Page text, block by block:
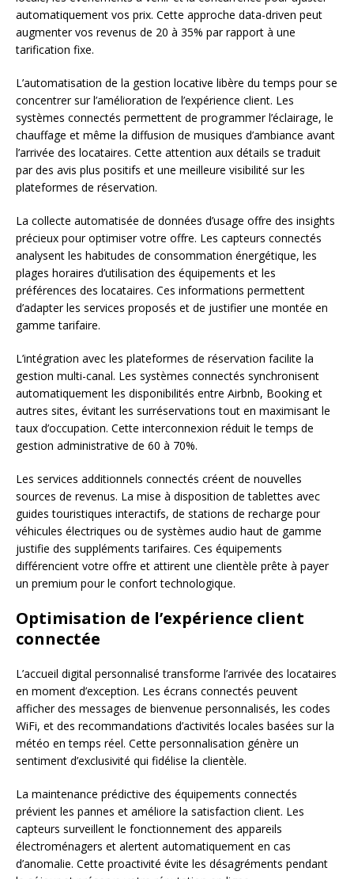
automatiquement vos prix. Cette approche data-driven peut
augmenter vos revenus de 20 à 35% par rapport à une
tarification fixe.
L’automatisation de la gestion locative libère du temps pour se
concentrer sur l’amélioration de l’expérience client. Les
systèmes connectés permettent de programmer l’éclairage, le
chauffage et même la diffusion de musiques d’ambiance avant
l’arrivée des locataires. Cette attention aux détails se traduit
par des avis plus positifs et une meilleure visibilité sur les
plateformes de réservation.
La collecte automatisée de données d’usage offre des insights
précieux pour optimiser votre offre. Les capteurs connectés
analysent les habitudes de consommation énergétique, les
plages horaires d’utilisation des équipements et les
préférences des locataires. Ces informations permettent
d’adapter les services proposés et de justifier une montée en
gamme tarifaire.
L’intégration avec les plateformes de réservation facilite la
gestion multi-canal. Les systèmes connectés synchronisent
automatiquement les disponibilités entre Airbnb, Booking et
autres sites, évitant les surréservations tout en maximisant le
taux d’occupation. Cette interconnexion réduit le temps de
gestion administrative de 60 à 70%.
Les services additionnels connectés créent de nouvelles
sources de revenus. La mise à disposition de tablettes avec
guides touristiques interactifs, de stations de recharge pour
véhicules électriques ou de systèmes audio haut de gamme
justifie des suppléments tarifaires. Ces équipements
différencient votre offre et attirent une clientèle prête à payer
un premium pour le confort technologique.
Optimisation de l’expérience client
connectée
L’accueil digital personnalisé transforme l’arrivée des locataires
en moment d’exception. Les écrans connectés peuvent
afficher des messages de bienvenue personnalisés, les codes
WiFi, et des recommandations d’activités locales basées sur la
météo en temps réel. Cette personnalisation génère un
sentiment d’exclusivité qui fidélise la clientèle.
La maintenance prédictive des équipements connectés
prévient les pannes et améliore la satisfaction client. Les
capteurs surveillent le fonctionnement des appareils
électroménagers et alertent automatiquement en cas
d’anomalie. Cette proactivité évite les désagréments pendant